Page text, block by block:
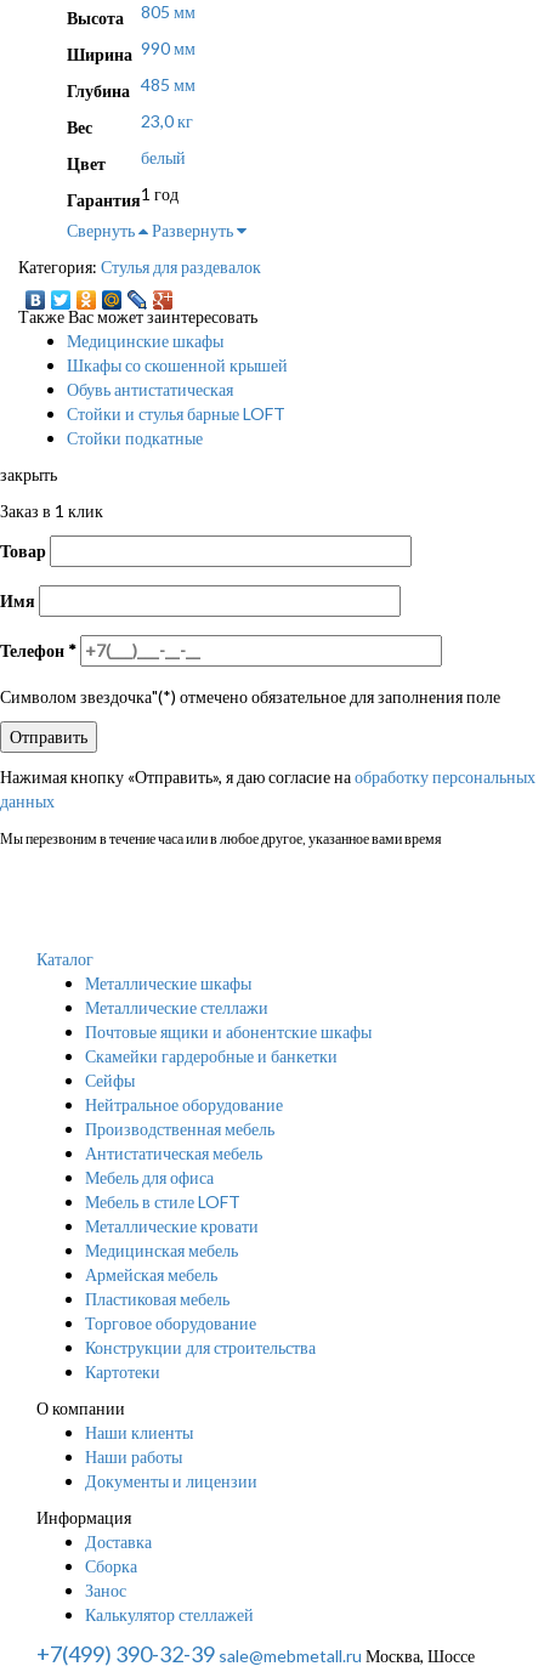
Высота
805 мм
Ширина 990 мм
Глубина 485 мм
Вес 23,0 кг
Цвет белый
Гарантия1 год
Свернуть
Развернуть
Категория: Стулья для раздевалок
Также Вас может заинтересовать
Медицинские шкафы
Шкафы со скошенной крышей
Обувь антистатическая
Стойки и стулья барные LOFT
Стойки подкатные
закрыть
Заказ в 1 клик
Товар
Имя
Телефон *
Символом звездочка"(*) отмечено обязательное для заполнения поле
Нажимая кнопку «Отправить», я даю согласие наобработку персональных
данных
Мы перезвоним в течение часа или в любое другое, указанное вами время
Каталог
Металлические шкафы
Металлические стеллажи
Почтовые ящики и абонентские шкафы
Скамейки гардеробные и банкетки
Сейфы
Нейтральное оборудование
Производственная мебель
Антистатическая мебель
Мебель для офиса
Мебель в стиле LOFT
Металлические кровати
Медицинская мебель
Армейская мебель
Пластиковая мебель
Торговое оборудование
Конструкции для строительства
Картотеки
О компании
Наши клиенты
Наши работы
Документы и лицензии
Информация
Доставка
Сборка
Занос
Калькулятор стеллажей
+7(499) 390-32-39 sale@mebmetall.ru Москва, Шоссе